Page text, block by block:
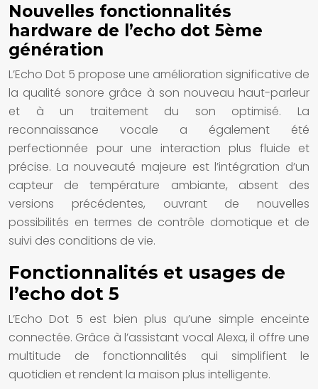
Nouvelles fonctionnalités
hardware de l’echo dot 5ème
génération
L’Echo Dot 5 propose une amélioration significative de
la qualité sonore grâce à son nouveau haut-parleur
et à un traitement du son optimisé. La
reconnaissance vocale a également été
perfectionnée pour une interaction plus fluide et
précise. La nouveauté majeure est l’intégration d’un
capteur de température ambiante, absent des
versions précédentes, ouvrant de nouvelles
possibilités en termes de contrôle domotique et de
suivi des conditions de vie.
Fonctionnalités et usages de
l’echo dot 5
L’Echo Dot 5 est bien plus qu’une simple enceinte
connectée. Grâce à l’assistant vocal Alexa, il offre une
multitude de fonctionnalités qui simplifient le
quotidien et rendent la maison plus intelligente.